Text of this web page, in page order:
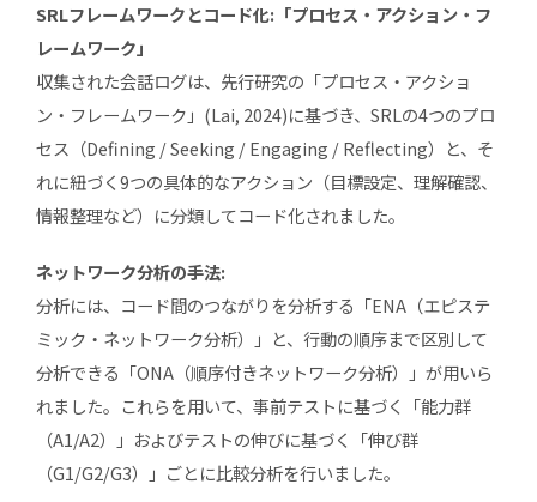
SRLフレームワークとコード化:「プロセス・アクション・フ
レームワーク」
収集された会話ログは、先行研究の「プロセス・アクショ
ン・フレームワーク」(Lai, 2024)に基づき、SRLの4つのプロ
セス（Defining / Seeking / Engaging / Reflecting）と、そ
れに紐づく9つの具体的なアクション（目標設定、理解確認、
情報整理など）に分類してコード化されました。
ネットワーク分析の手法:
分析には、コード間のつながりを分析する「ENA（エピステ
ミック・ネットワーク分析）」と、行動の順序まで区別して
分析できる「ONA（順序付きネットワーク分析）」が用いら
れました。これらを用いて、事前テストに基づく「能力群
（A1/A2）」およびテストの伸びに基づく「伸び群
（G1/G2/G3）」ごとに比較分析を行いました。